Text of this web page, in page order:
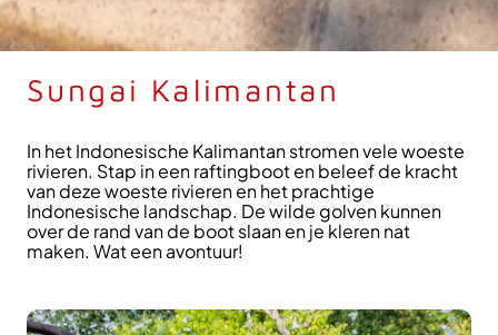
Sungai Kalimantan
In het Indonesische Kalimantan stromen vele woeste
rivieren. Stap in een raftingboot en beleef de kracht
van deze woeste rivieren en het prachtige
Indonesische landschap. De wilde golven kunnen
over de rand van de boot slaan en je kleren nat
maken. Wat een avontuur!